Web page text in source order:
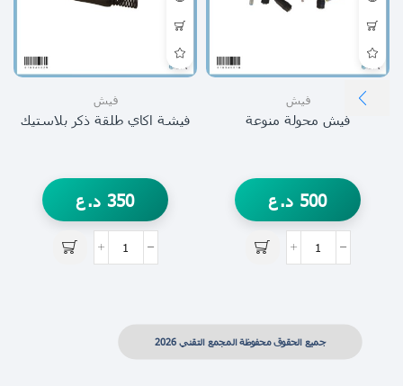
فيش
فيش محولة منوعة
500 د.ع
فيش
فيشة اكاي طلقة ذكر بلاستيك
350 د.ع
جميع الحقوق محفوظة المجمع التقني 2026